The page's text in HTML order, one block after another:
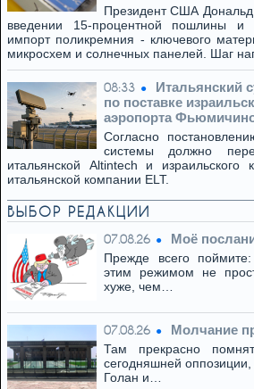
Президент США
введении 15-процентной пошлины
импорт поликремния - ключевого
микросхем и солнечных панелей. Шаг
08:33
Итальянский
по поставке
аэропорта
Согласно
системы должно
итальянской Altintech и
итальянской компании ELT.
ВЫБОР РЕДАКЦИИ
07.08.26 Моё
Прежде всего
этим режимом не
хуже, чем…
07.08.26 Молчание
Там прекрасно
сегодняшней оппозиции,
Голан и…